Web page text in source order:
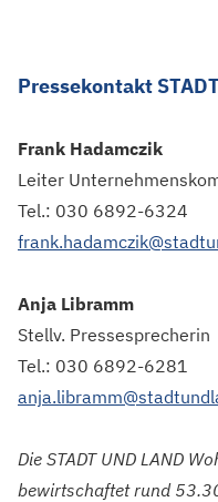
Pressekontakt
Frank Hadamczik
Leiter
Tel.: 030 6892-6324
Anja Libramm
Stellv. Pressesprecherin
Tel.: 030 6892-6281
Die STADT UND LAND
bewirtschaftet rund